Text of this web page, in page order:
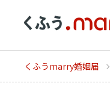
くふうmarry婚姻届